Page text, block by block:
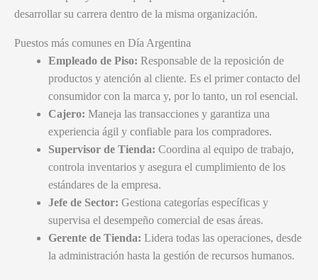
desarrollar su carrera dentro de la misma organización.
Puestos más comunes en Día Argentina
Empleado de Piso: Responsable de la reposición de
productos y atención al cliente. Es el primer contacto del
consumidor con la marca y, por lo tanto, un rol esencial.
Cajero: Maneja las transacciones y garantiza una
experiencia ágil y confiable para los compradores.
Supervisor de Tienda: Coordina al equipo de trabajo,
controla inventarios y asegura el cumplimiento de los
estándares de la empresa.
Jefe de Sector: Gestiona categorías específicas y
supervisa el desempeño comercial de esas áreas.
Gerente de Tienda: Lidera todas las operaciones, desde
la administración hasta la gestión de recursos humanos.